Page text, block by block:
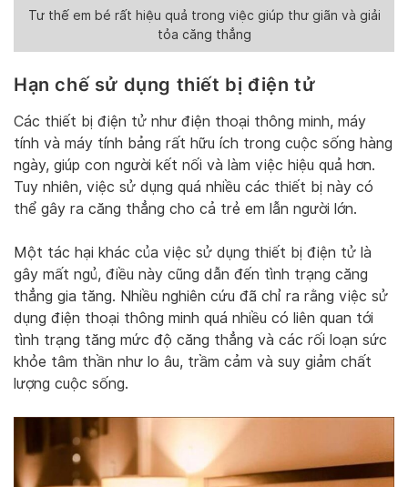
Tư thế em bé rất hiệu quả trong việc giúp thư giãn và giải
tỏa căng thẳng
Hạn chế sử dụng thiết bị điện tử
Các thiết bị điện tử như điện thoại thông minh, máy
tính và máy tính bảng rất hữu ích trong cuộc sống hàng
ngày, giúp con người kết nối và làm việc hiệu quả hơn.
Tuy nhiên, việc sử dụng quá nhiều các thiết bị này có
thể gây ra căng thẳng cho cả trẻ em lẫn người lớn.
Một tác hại khác của việc sử dụng thiết bị điện tử là
gây mất ngủ, điều này cũng dẫn đến tình trạng căng
thẳng gia tăng. Nhiều nghiên cứu đã chỉ ra rằng việc sử
dụng điện thoại thông minh quá nhiều có liên quan tới
tình trạng tăng mức độ căng thẳng và các rối loạn sức
khỏe tâm thần như lo âu, trầm cảm và suy giảm chất
lượng cuộc sống.